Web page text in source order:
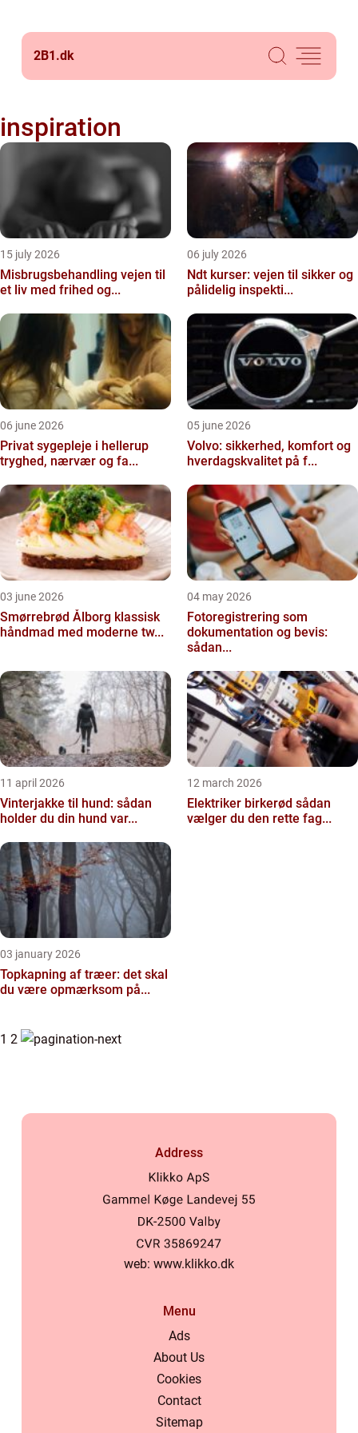
2B1.dk
inspiration
15 july 2026
Misbrugsbehandling vejen til
et liv med frihed og...
06 july 2026
Ndt kurser: vejen til sikker og
pålidelig inspekti...
06 june 2026
Privat sygepleje i hellerup
tryghed, nærvær og fa...
05 june 2026
Volvo: sikkerhed, komfort og
hverdagskvalitet på f...
03 june 2026
Smørrebrød Ålborg klassisk
håndmad med moderne tw...
04 may 2026
Fotoregistrering som
dokumentation og bevis:
sådan...
11 april 2026
Vinterjakke til hund: sådan
holder du din hund var...
12 march 2026
Elektriker birkerød sådan
vælger du den rette fag...
03 january 2026
Topkapning af træer: det skal
du være opmærksom på...
1 2
Address
web: www.klikko.dk
Menu
Ads
About Us
Cookies
Contact
Sitemap